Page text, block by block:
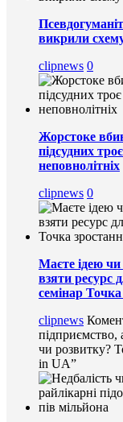
викрили
clipnews 0
Жорстоке
підсудних
неповнолітніх
clipnews 0
Маєте ідею чи
взяти ресурс
семінар
clipnews
підприємство,
чи розвитку?
in UA”